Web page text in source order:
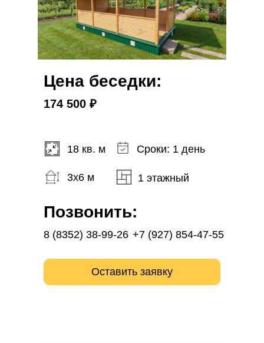
Производство и строительство
домов
по каркасно-щитовой технологии
Получить консультацию
+7 (927) 854-47-55
8 (8352) 38-99-26
Цена беседки:
Позвонить:
Оставить заявку
18 кв. м
3x6 м
Сроки: 1 день
1 этажный
174 500 ₽